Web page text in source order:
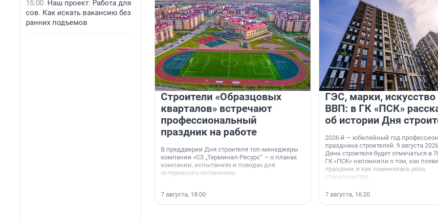
15:00 Наш проект: Работа для
сов. Как искать вакансию без
ранних подъемов
Строители «Образцовых
кварталов» встречают
профессиональный
праздник на работе
В преддверии Дня строителя топ-менеджеры
компании «СЗ „Терминал-Ресурс“ — о планах
компании, испытаниях и поводах для
осторожного оптимизма.
7 августа, 18:00
ГЭС, марки, искусство
ВВП: в ГК «ПСК»
об истории Дня
2026-й — юбилейный год
праздника строителей. 9 августа
День строителя будет отмечаться в
ГК «ПСК» напомнили о том, как
праздник и как поменялась роль
строительства.
7 августа, 16:20